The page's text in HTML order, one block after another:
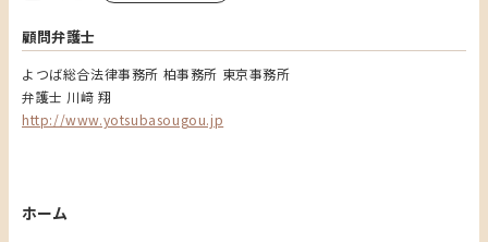
顧問弁護士
よつば総合法律事務所 柏事務所 東京事務所
弁護士 川﨑 翔
http://www.yotsubasougou.jp
ホーム